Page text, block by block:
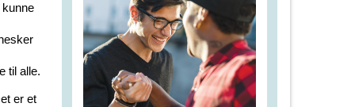
til alle.
er et